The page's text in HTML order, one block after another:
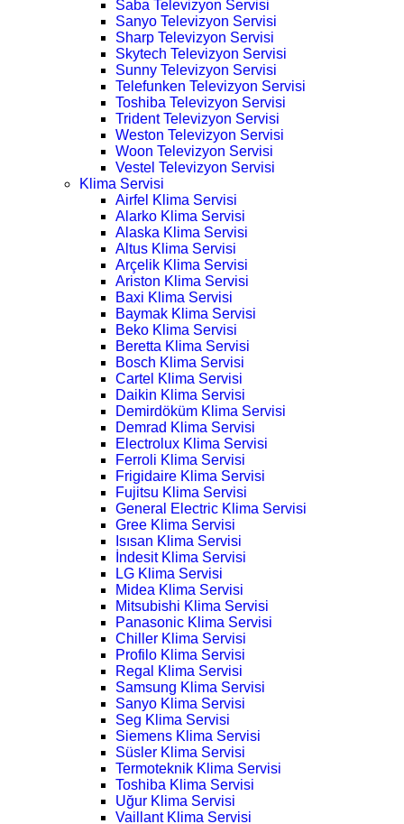
Saba Televizyon Servisi
Sanyo Televizyon Servisi
Sharp Televizyon Servisi
Skytech Televizyon Servisi
Sunny Televizyon Servisi
Telefunken Televizyon Servisi
Toshiba Televizyon Servisi
Trident Televizyon Servisi
Weston Televizyon Servisi
Woon Televizyon Servisi
Vestel Televizyon Servisi
Klima Servisi
Airfel Klima Servisi
Alarko Klima Servisi
Alaska Klima Servisi
Altus Klima Servisi
Arçelik Klima Servisi
Ariston Klima Servisi
Baxi Klima Servisi
Baymak Klima Servisi
Beko Klima Servisi
Beretta Klima Servisi
Bosch Klima Servisi
Cartel Klima Servisi
Daikin Klima Servisi
Demirdöküm Klima Servisi
Demrad Klima Servisi
Electrolux Klima Servisi
Ferroli Klima Servisi
Frigidaire Klima Servisi
Fujitsu Klima Servisi
General Electric Klima Servisi
Gree Klima Servisi
Isısan Klima Servisi
İndesit Klima Servisi
LG Klima Servisi
Midea Klima Servisi
Mitsubishi Klima Servisi
Panasonic Klima Servisi
Chiller Klima Servisi
Profilo Klima Servisi
Regal Klima Servisi
Samsung Klima Servisi
Sanyo Klima Servisi
Seg Klima Servisi
Siemens Klima Servisi
Süsler Klima Servisi
Termoteknik Klima Servisi
Toshiba Klima Servisi
Uğur Klima Servisi
Vaillant Klima Servisi